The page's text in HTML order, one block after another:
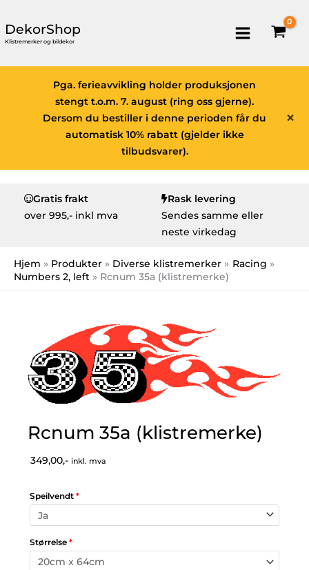
DekorShop
Klistremerker og bildekor
×
Pga. ferieavvikling holder produksjonen
stengt t.o.m. 7. august (ring oss gjerne).
Dersom du bestiller i denne perioden får du
automatisk 10% rabatt (gjelder ikke
tilbudsvarer).
Gratis frakt
over 995,- inkl mva
Rask levering
Sendes samme eller
neste virkedag
Hjem Produkter Diverse klistremerker
Racing
Numbers 2, left
Rcnum 35a (klistremerke)
Rcnum 35a (klistremerke)
349,00,- inkl. mva
Speilvendt *
Størrelse *